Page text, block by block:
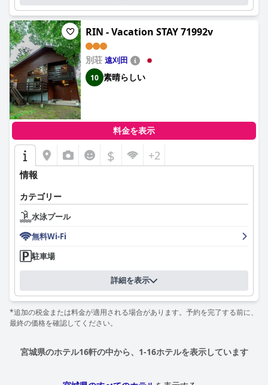
RIN - Vacation STAY 71992v
別荘 遠刈田
10 素晴らしい
料金を表示
$ +2
情報
カテゴリー
水泳プール
無料Wi-Fi
駐車場
詳細を表示
*追加の税金または料金が適用される場合があります。予約を完了する前に、
最終の価格を確認してください。
宮城県のホテル16軒の中から、1-16ホテルを表示しています